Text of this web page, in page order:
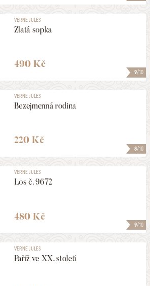
9/10
VERNE JULES
Zlatá sopka
490 Kč
8/10
VERNE JULES
Bezejmenná rodina
220 Kč
9/10
VERNE JULES
Los č. 9672
480 Kč
VERNE JULES
Paříž ve XX. století